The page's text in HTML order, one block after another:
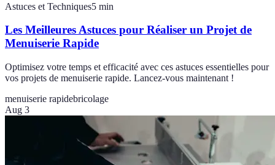
Astuces et Techniques5 min
Les Meilleures Astuces pour Réaliser un Projet de
Menuiserie Rapide
Optimisez votre temps et efficacité avec ces astuces essentielles pour
vos projets de menuiserie rapide. Lancez-vous maintenant !
menuiserie rapidebricolage
Aug 3